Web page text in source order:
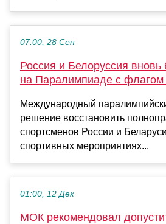
07:00, 28 Сен
Россия и Белоруссия вновь
на Паралимпиаде с флагом
Международный
решение восстановить
спортсменов России и
спортивных мероприятиях...
01:00, 12 Дек
МОК рекомендовал